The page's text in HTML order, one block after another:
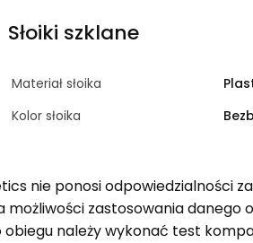
Słoiki szklane
Materiał słoika
Kolor słoika
nie ponosi odpowiedzialności
możliwości zastosowania
obiegu należy wykonać test